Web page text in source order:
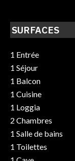
SURFACES
1 Entrée
1 Séjour
1 Balcon
1 Cuisine
1 Loggia
2 Chambres
1 Salle de bains
1 Toilettes